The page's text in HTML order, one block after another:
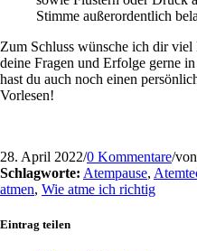
Stimme außerordentlich
Zum Schluss wünsche ich dir
deine Fragen und Erfolge gerne
hast du auch noch einen
Vorlesen!
28. April 2022/0 Kommentare/von
Schlagworte: Atempause,
atmen, Wie atme ich richtig
Eintrag teilen